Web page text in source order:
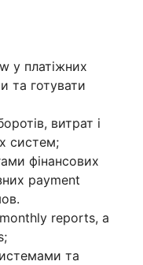
у платіжних
та готувати
витрат і
систем;
фінансових
payment
reports, а
та